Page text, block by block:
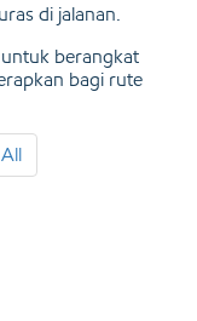
di jalanan.
berangkat
bagi rute